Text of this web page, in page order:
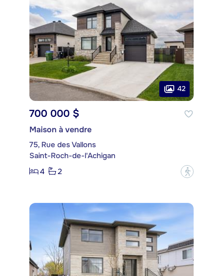
42
700 000 $
Maison à vendre
75, Rue des Vallons
Saint-Roch-de-l'Achigan
4
2 ?